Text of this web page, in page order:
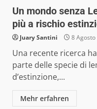
Un mondo senza
più a rischio
Juary Santini 8
Una recente ricerca
parte delle specie di
d’estinzione,...
Mehr erfahren